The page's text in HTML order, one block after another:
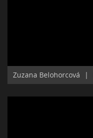
Zuzana Belohorcová |